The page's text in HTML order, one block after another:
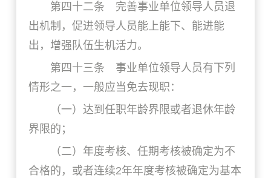
第四十二条 完善事业单位领导人员退
出机制，促进领导人员能上能下、能进能
出，增强队伍生机活力。
第四十三条 事业单位领导人员有下列
情形之一，一般应当免去现职：
（一）达到任职年龄界限或者退休年龄
界限的；
（二）年度考核、任期考核被确定为不
合格的，或者连续2年年度考核被确定为基本